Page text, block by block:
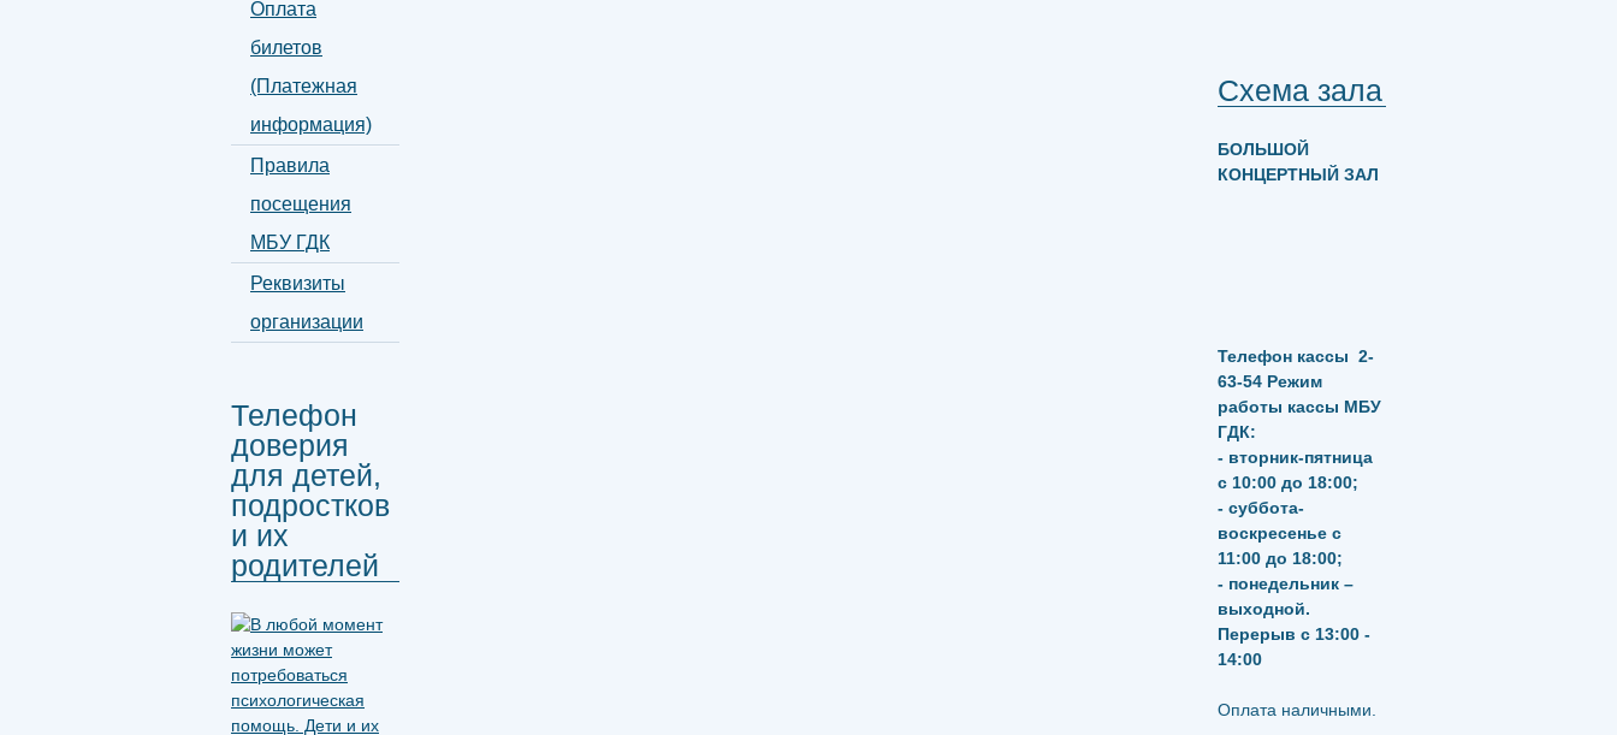
Оплата
билетов
(Платежная
информация)
Правила
посещения
МБУ ГДК
Реквизиты
организации
Телефон
доверия
для детей,
подростков
и их
родителей
Схема зала
БОЛЬШОЙ
КОНЦЕРТНЫЙ ЗАЛ
Телефон кассы 2-
63-54 Режим
работы кассы МБУ
ГДК:
- вторник-пятница
с 10:00 до 18:00;
- суббота-
воскресенье с
11:00 до 18:00;
- понедельник –
выходной.
Перерыв с 13:00 -
14:00
​​​​​​​Оплата наличными.